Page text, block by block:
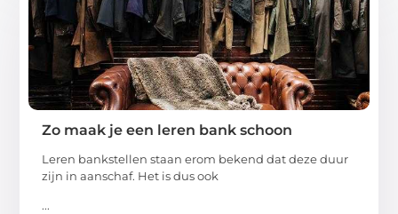
Zo maak je een leren bank schoon
Leren bankstellen staan erom bekend dat deze duur
zijn in aanschaf. Het is dus ook
...